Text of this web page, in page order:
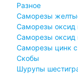
Разное
Саморезы
Саморезы оксид
Саморезы оксид
Саморезы цинк
Скобы
Шурупы